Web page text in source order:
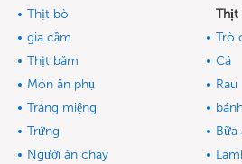
Thịt bò
Thịt
gia cầm
Trò
Thịt băm
Cá
Món ăn phụ
Rau
Tráng miệng
Trứng
Bữa
Người ăn chay